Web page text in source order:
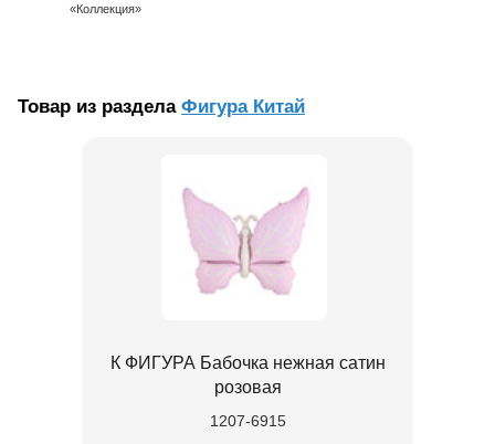
«Коллекция»
Товар из раздела Фигура Китай
К ФИГУРА Бабочка нежная сатин
розовая
1207-6915